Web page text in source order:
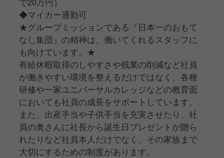
◆マイカー通勤可
★グループミッションである『日本一のおもて
なし集団』の精神は、働いてくれるスタッフに
も向けています。★
有給休暇取得のしやすさや残業の削減など社員
が働きやすい環境を整えるだけではなく、各種
研修や一家ユニバーサルカレッジなどの教育面
においても社員の成長をサポートしています。
また、出産手当や子供手当を充実させたり、社
員の奥さんに社長から誕生日プレゼントが贈ら
れたりなど社員本人だけでなく、その家族まで
大切にするための制度があります。